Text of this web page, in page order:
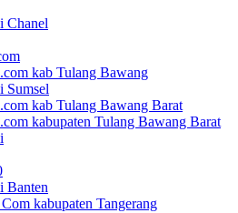
Chanel
kab Tulang Bawang
Sumsel
kab Tulang Bawang Barat
kabupaten Tulang Bawang Barat
Banten
kabupaten Tangerang